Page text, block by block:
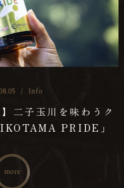
/ Info
二子玉川を味わうク
PRIDE」
more